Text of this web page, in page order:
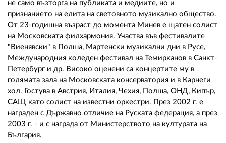
не само възторга на публиката и медиите, но и
признанието на елита на световното музикално общество.
От 23-годишна възраст до момента Минев е щатен солист
на Московската филхармония. Участва във фестивалите
"Виенявски" в Полша, Мартенски музикални дни в Русе,
Международния коледен фестивал на Темирканов в Санкт-
Петербург и др. Високо оценени са концертите му в
голямата зала на Московската консерватория и в Карнеги
хол. Гостува в Австрия, Италия, Чехия, Полша, ОНД, Кипър,
САЩ като солист на известни оркестри. През 2002 г. е
награден с Държавно отличие на Руската федерация, а през
2003 г. - и с награда от Министерството на културата на
България.